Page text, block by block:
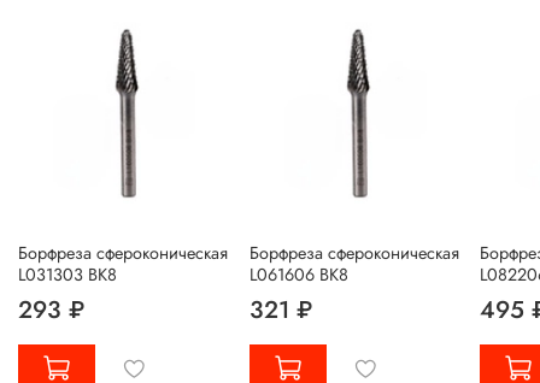
Борфреза сфероконическая
L031303 ВК8
293 ₽
Борфреза сфероконическая
L061606 ВК8
321 ₽ 495